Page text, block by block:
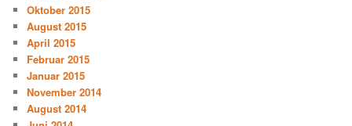
Oktober 2015
August 2015
April 2015
Februar 2015
Januar 2015
November 2014
August 2014